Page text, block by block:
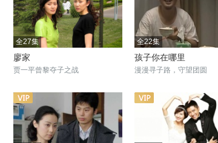
全27集
廖家
贾一平曾黎夺子之战
全22集
孩子你在哪里
漫漫寻子路，守望团圆